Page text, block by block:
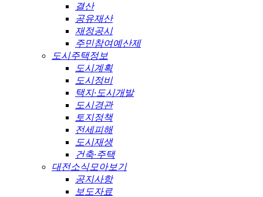
결산
공유재산
재정공시
주민참여예산제
도시주택정보
도시계획
도시정비
택지·도시개발
도시경관
토지정책
전세피해
도시재생
건축·주택
대전소식모아보기
공지사항
보도자료